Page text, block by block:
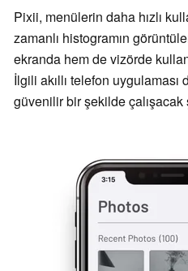
Pixii, menülerin daha hızlı
zamanlı histogramın
ekranda hem de vizörde
İlgili akıllı telefon uygulaması
güvenilir bir şekilde